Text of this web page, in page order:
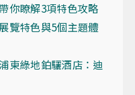
你瞭解3項特色攻略
覽特色與5個主題體
東綠地鉑驪酒店：迪